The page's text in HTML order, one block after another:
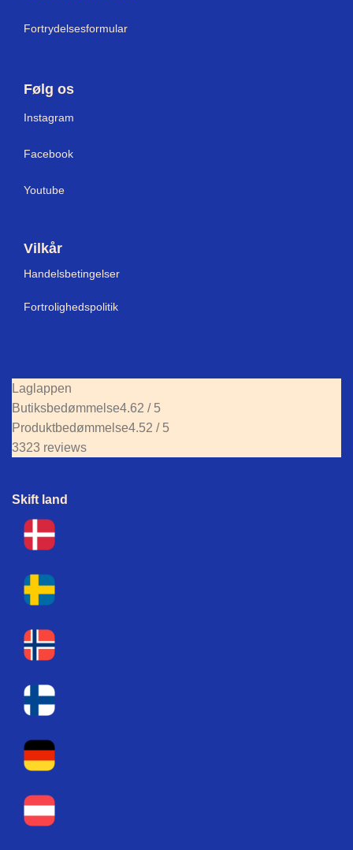
Fortrydelsesformular
Følg os
Instagram
Facebook
Youtube
Vilkår
Handelsbetingelser
Fortrolighedspolitik
Laglappen
Butiksbedømmelse4.62 / 5
Produktbedømmelse4.52 / 5
3323 reviews
Skift land